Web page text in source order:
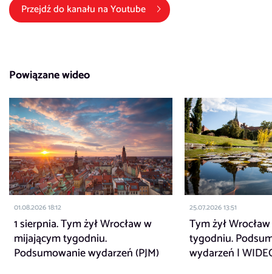
Przejdź do kanału naYoutube(link otwiera się w nowym
Powiązane wideo
01.08.2026 18:12
1 sierpnia. Tym żył Wrocław w
mijającym tygodniu.
Podsumowanie wydarzeń (PJM)
25.07.2026 13:51
Tym żył
tygodniu.
wydarzeń |